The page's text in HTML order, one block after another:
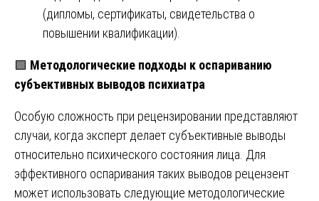
(дипломы, сертификаты, свидетельства о
повышении квалификации).
🟩 Методологические подходы к оспариванию
субъективных выводов психиатра
Особую сложность при рецензировании представляют
случаи, когда эксперт делает субъективные выводы
относительно психического состояния лица. Для
эффективного оспаривания таких выводов рецензент
может использовать следующие методологические